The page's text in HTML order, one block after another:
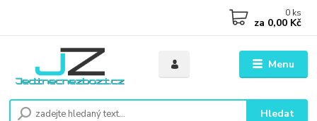
Menu
Hledat
0 ks
za 0,00 Kč